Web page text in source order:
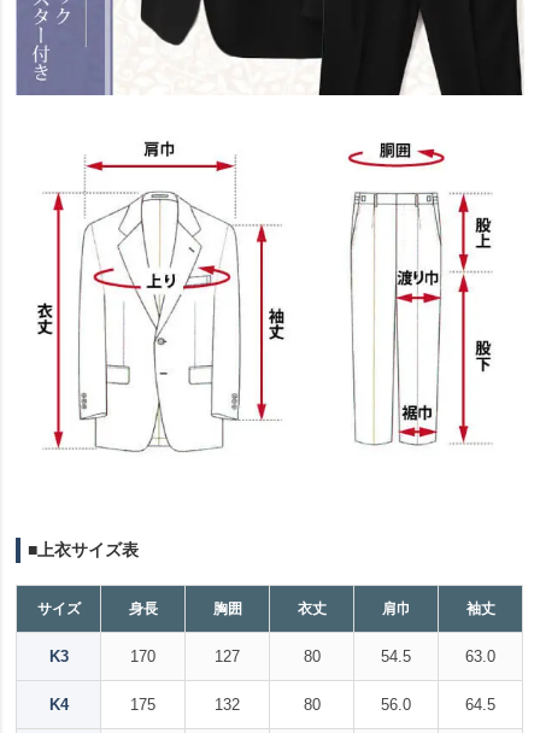
■上衣サイズ表
サイズ 身長 胸囲 衣丈 肩巾 袖丈
K3 170 127 80 54.5 63.0
K4 175 132 80 56.0 64.5